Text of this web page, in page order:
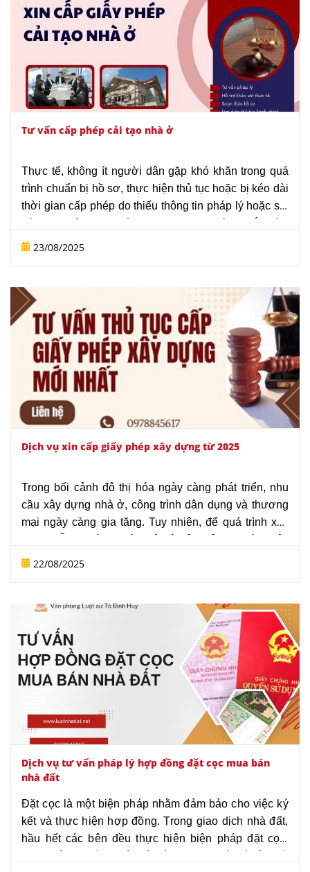
tư vấn chi tiết thủ tục xin công nhận nhà đất đã thay
đổi quy hoạch tại TP.HCM.
Tư vấn cấp phép cải tạo nhà ở
Thực tế, không ít người dân gặp khó khăn trong quá
trình chuẩn bị hồ sơ, thực hiện thủ tục hoặc bị kéo dài
thời gian cấp phép do thiếu thông tin pháp lý hoặc sai
“Dịch vụ xin cấp giấy phép cải tạo nhà ở - với chi phí
cách nhanh chóng, đúng quy định và tiết kiệm chi phí.
23/08/2025
Dịch vụ xin cấp giấy phép xây dựng từ 2025
Trong bối cảnh đô thị hóa ngày càng phát triển, nhu
cầu xây dựng nhà ở, công trình dân dụng và thương
mại ngày càng gia tăng. Tuy nhiên, để quá trình xây
xin cấp giấy phép xây dựng là bước bắt buộc và cực
pháp lý liên quan đến vấn đề này. Bài viết dưới đây sẽ
cung cấp thông tin tư vấn mới nhất về thủ tục xin cấp
giấy phép xây dựng, giúp bạn hiểu rõ quy trình, chuẩn
bị hồ sơ đúng cách và tránh những rủi ro không đáng
có.
22/08/2025
Dịch vụ tư vấn pháp lý hợp đồng đặt cọc mua bán
nhà đất
Đặt cọc là một biện pháp nhằm đảm bảo cho việc ký
kết và thực hiện hợp đồng. Trong giao dịch nhà đất,
hầu hết các bên đều thực hiện biện pháp đặt cọc.